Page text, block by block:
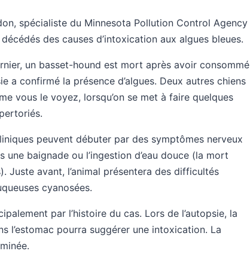
spécialiste du Minnesota Pollution Control Agency
des causes d’intoxication aux algues bleues.
un basset-hound est mort après avoir consommé
a confirmé la présence d’algues. Deux autres chiens
vous le voyez, lorsqu’on se met à faire quelques
peuvent débuter par des symptômes nerveux
baignade ou l’ingestion d’eau douce (la mort
Juste avant, l’animal présentera des difficultés
cyanosées.
par l’histoire du cas. Lors de l’autopsie, la
l’estomac pourra suggérer une intoxication. La